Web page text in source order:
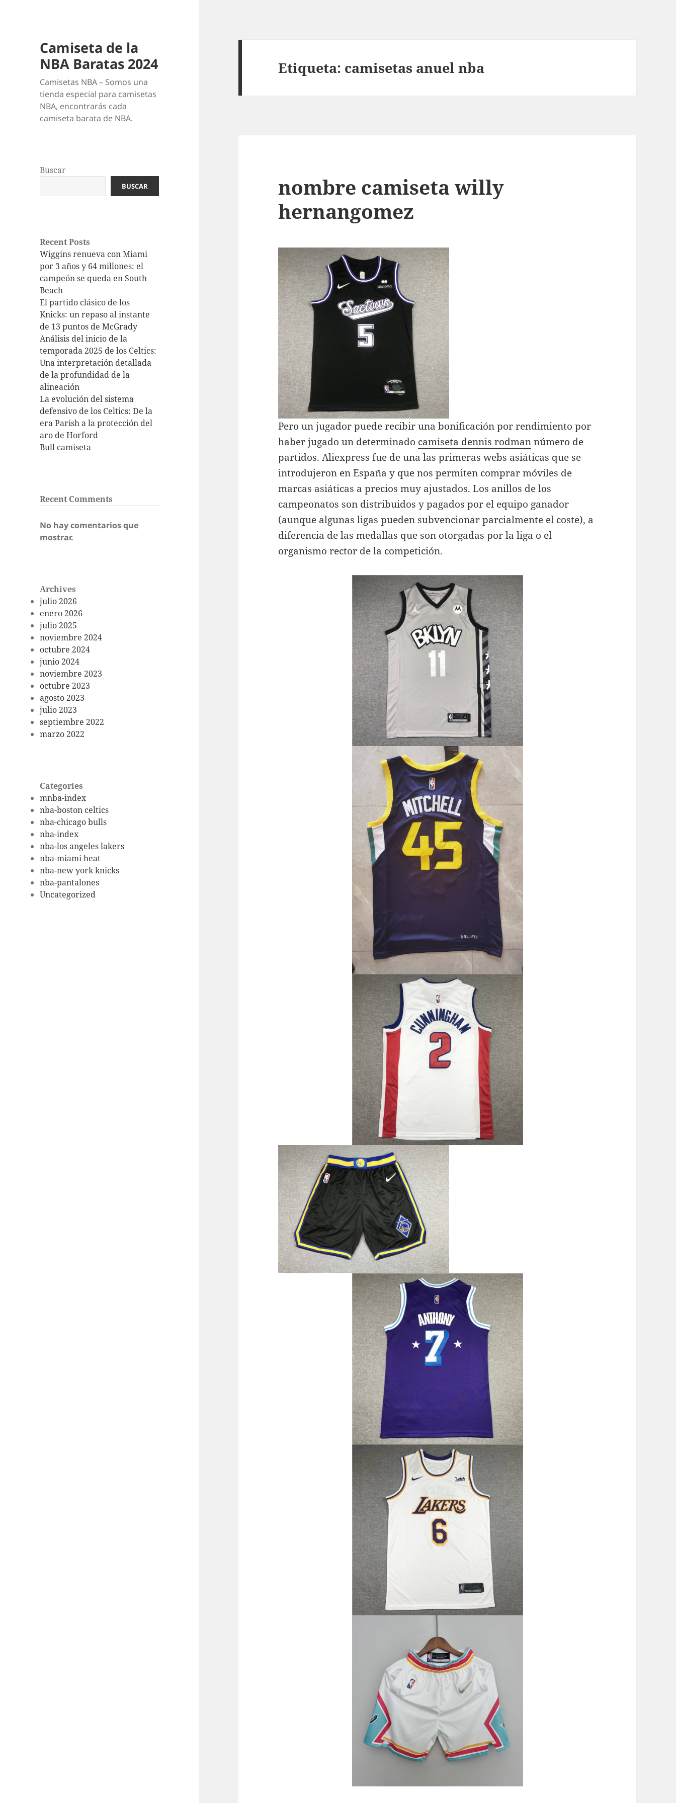
Camiseta de la
NBA Baratas 2024
Camisetas NBA – Somos una
tienda especial para camisetas
NBA, encontrarás cada
camiseta barata de NBA.
Buscar
BUSCAR
Recent Posts
Wiggins renueva con Miami
por 3 años y 64 millones: el
campeón se queda en South
Beach
El partido clásico de los
Knicks: un repaso al instante
de 13 puntos de McGrady
Análisis del inicio de la
temporada 2025 de los Celtics:
Una interpretación detallada
de la profundidad de la
alineación
La evolución del sistema
defensivo de los Celtics: De la
era Parish a la protección del
aro de Horford
Bull camiseta
Recent Comments
No hay comentarios que
mostrar.
Archives
julio 2026
enero 2026
julio 2025
noviembre 2024
octubre 2024
junio 2024
noviembre 2023
octubre 2023
agosto 2023
julio 2023
septiembre 2022
marzo 2022
Categories
mnba-index
nba-boston celtics
nba-chicago bulls
nba-index
nba-los angeles lakers
nba-miami heat
nba-new york knicks
nba-pantalones
Uncategorized
Etiqueta: camisetas anuel nba
nombre camiseta willy
hernangomez
Pero un jugador puede recibir una bonificación por rendimiento por
haber jugado un determinado camiseta dennis rodmannúmero de
partidos. Aliexpress fue de una las primeras webs asiáticas que se
introdujeron en España y que nos permiten comprar móviles de
marcas asiáticas a precios muy ajustados. Los anillos de los
campeonatos son distribuidos y pagados por el equipo ganador
(aunque algunas ligas pueden subvencionar parcialmente el coste), a
diferencia de las medallas que son otorgadas por la liga o el
organismo rector de la competición.